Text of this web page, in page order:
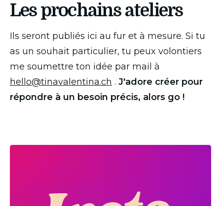
Les prochains ateliers
Ils seront publiés ici au fur et à mesure. Si tu
as un souhait particulier, tu peux volontiers
hello@tinavalentina.ch . J'adore créer pour
répondre à un besoin précis, alors go !